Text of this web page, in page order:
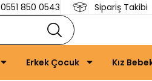
0551 850 0543 Sipariş Takibi
Erkek Çocuk Kız